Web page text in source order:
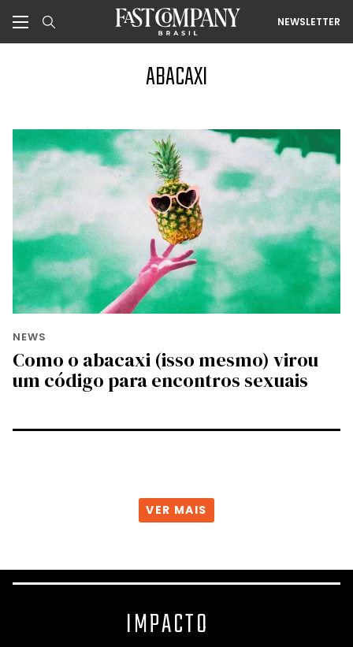
NEWSLETTER
ABACAXI
NEWS
Como o abacaxi (isso mesmo) virou
um código para encontros sexuais
VER MAIS
IMPACTO